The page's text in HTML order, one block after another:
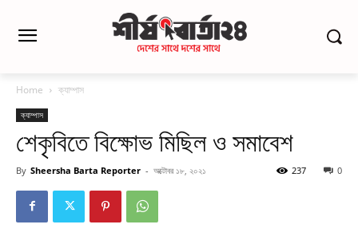
Home ক্যাম্পাস
ক্যাম্পাস
শেকৃবিতে বিক্ষোভ মিছিল ও সমাবেশ
By Sheersha Barta Reporter - অক্টোবর ১৮, ২০২১ 0
237